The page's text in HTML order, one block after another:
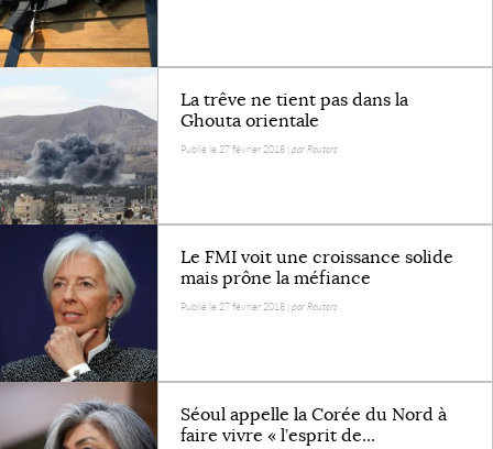
La trêve ne tient pas dans la
Ghouta orientale
Publié le 27 février 2018 |par Reuters
Le FMI voit une croissance solide
mais prône la méfiance
Publié le 27 février 2018 |par Reuters
Séoul appelle la Corée du Nord à
faire vivre « l’esprit de...